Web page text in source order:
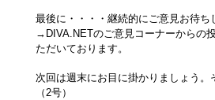
最後に・・・・継続的にご意見お待ち
→DIVA.NETのご意見コーナーからの
ただいております。
次回は週末にお目に掛かりましょう。
（2号）